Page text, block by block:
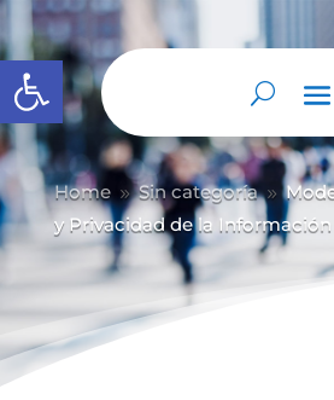
Abrir barra de herramientas
Home 9 Sin categoría 9
y Privacidad de la Información